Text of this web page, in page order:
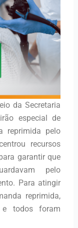
da Secretaria
especial de
reprimida pelo
recursos
garantir que
pelo
Para atingir
reprimida,
e todos foram